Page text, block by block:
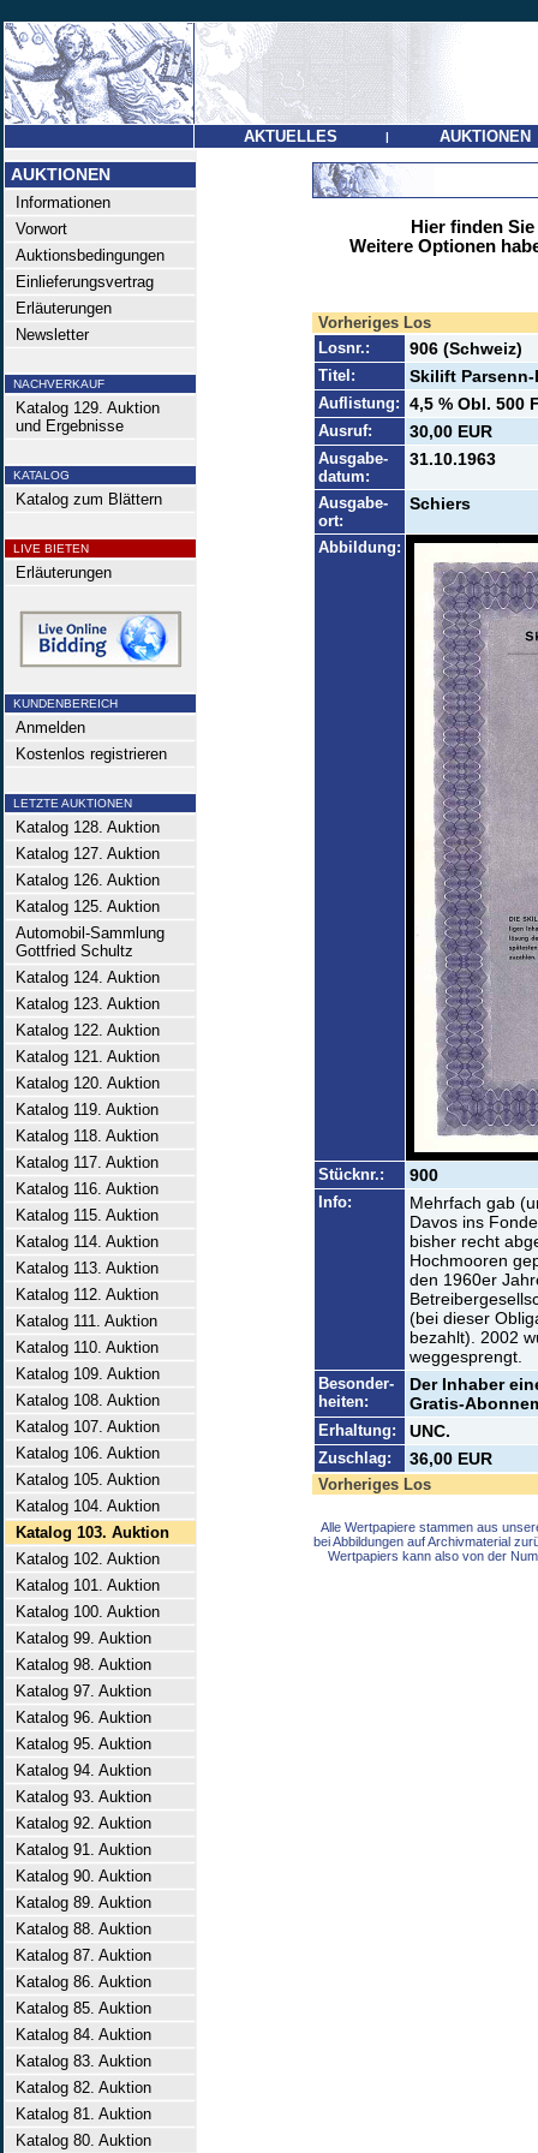
AKTUELLES | AUKTIONEN
AUKTIONEN
Informationen
Vorwort
Auktionsbedingungen
Einlieferungsvertrag
Erläuterungen
Newsletter
NACHVERKAUF
Katalog 129. Auktion
und Ergebnisse
KATALOG
Katalog zum Blättern
LIVE BIETEN
Erläuterungen
KUNDENBEREICH
Anmelden
Kostenlos registrieren
LETZTE AUKTIONEN
Katalog 128. Auktion
Katalog 127. Auktion
Katalog 126. Auktion
Katalog 125. Auktion
Automobil-Sammlung
Gottfried Schultz
Katalog 124. Auktion
Katalog 123. Auktion
Katalog 122. Auktion
Katalog 121. Auktion
Katalog 120. Auktion
Katalog 119. Auktion
Katalog 118. Auktion
Katalog 117. Auktion
Katalog 116. Auktion
Katalog 115. Auktion
Katalog 114. Auktion
Katalog 113. Auktion
Katalog 112. Auktion
Katalog 111. Auktion
Katalog 110. Auktion
Katalog 109. Auktion
Katalog 108. Auktion
Katalog 107. Auktion
Katalog 106. Auktion
Katalog 105. Auktion
Katalog 104. Auktion
Katalog 103. Auktion
Katalog 102. Auktion
Katalog 101. Auktion
Katalog 100. Auktion
Katalog 99. Auktion
Katalog 98. Auktion
Katalog 97. Auktion
Katalog 96. Auktion
Katalog 95. Auktion
Katalog 94. Auktion
Katalog 93. Auktion
Katalog 92. Auktion
Katalog 91. Auktion
Katalog 90. Auktion
Katalog 89. Auktion
Katalog 88. Auktion
Katalog 87. Auktion
Katalog 86. Auktion
Katalog 85. Auktion
Katalog 84. Auktion
Katalog 83. Auktion
Katalog 82. Auktion
Katalog 81. Auktion
Katalog 80. Auktion
Hier finden
Weitere Optionen
Vorheriges Los
Losnr.:
906 (Schweiz)
Titel: Skilift Parsenn-
Auflistung: 4,5 % Obl. 500
Ausruf: 30,00 EUR
Ausgabe-
datum:
31.10.1963
Ausgabe-
ort:
Schiers
Abbildung:
Stücknr.: 900
Info:
Mehrfach gab
Davos ins
bisher recht
Hochmooren
den 1960er
(bei dieser
bezahlt). 2002
weggesprengt.
Besonder-
heiten:
Der Inhaber
Gratis-
Erhaltung: UNC.
Zuschlag: 36,00 EUR
Vorheriges Los
Alle Wertpapiere stammen aus
bei Abbildungen auf Archivmaterial
Wertpapiers kann also von der